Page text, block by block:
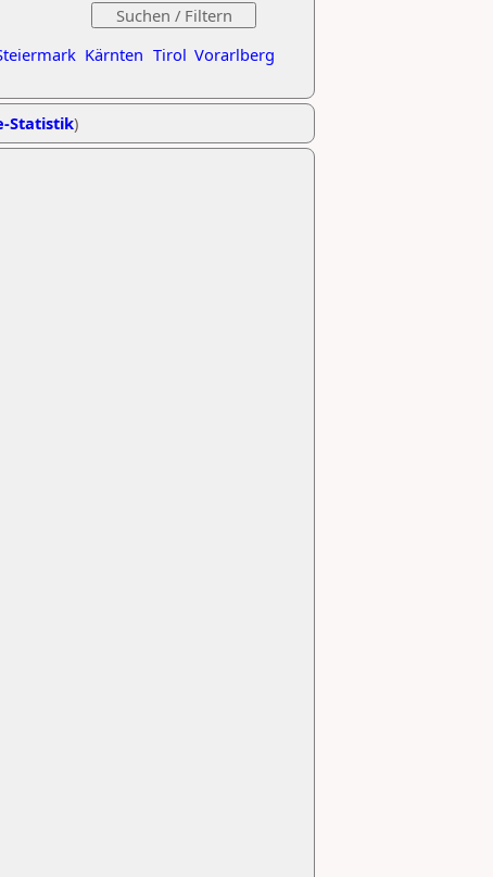
Kärnten Tirol Vorarlberg
Statistik)